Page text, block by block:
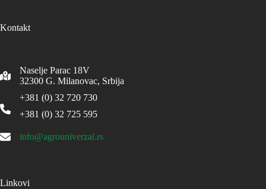
Kontakt
Naselje Parac 18V
32300 G. Milanovac, Srbija
+381 (0) 32 720 730
+381 (0) 32 725 595
info@agrouniverzal.rs
Linkovi